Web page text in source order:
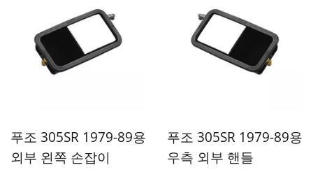
푸조 305SR 1979-89용
외부 왼쪽 손잡이
푸조 305SR 1979-89용
우측 외부 핸들